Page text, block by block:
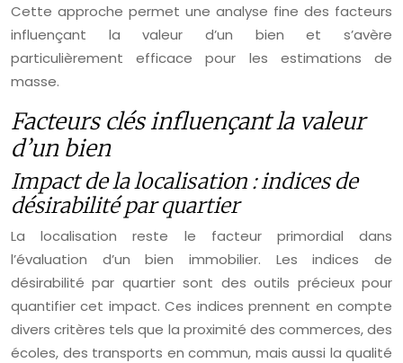
Cette approche permet une analyse fine des facteurs
influençant la valeur d’un bien et s’avère
particulièrement efficace pour les estimations de
masse.
Facteurs clés influençant la valeur
d’un bien
Impact de la localisation : indices de
désirabilité par quartier
La localisation reste le facteur primordial dans
l’évaluation d’un bien immobilier. Les indices de
désirabilité par quartier sont des outils précieux pour
quantifier cet impact. Ces indices prennent en compte
divers critères tels que la proximité des commerces, des
écoles, des transports en commun, mais aussi la qualité